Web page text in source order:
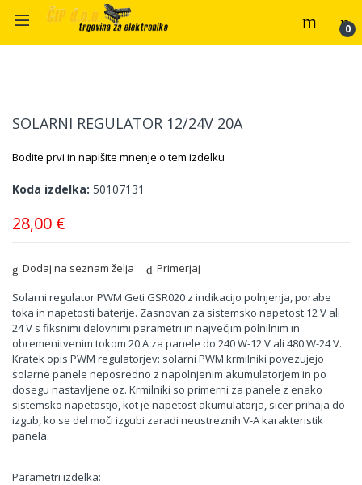
konec
slik
začetek
slik
SOLARNI REGULATOR 12/24V 20A
Bodite prvi in napišite mnenje o tem izdelku
Koda izdelka 50107131
28,00 €
Dodaj na seznam želja
Primerjaj
Solarni regulator PWM Geti GSR020 z indikacijo polnjenja, porabe
toka in napetosti baterije. Zasnovan za sistemsko napetost 12 V ali
24 V s fiksnimi delovnimi parametri in največjim polnilnim in
obremenitvenim tokom 20 A za panele do 240 W-12 V ali 480 W-24 V.
Kratek opis PWM regulatorjev: solarni PWM krmilniki povezujejo
solarne panele neposredno z napolnjenim akumulatorjem in po
dosegu nastavljene oz. Krmilniki so primerni za panele z enako
sistemsko napetostjo, kot je napetost akumulatorja, sicer prihaja do
izgub, ko se del moči izgubi zaradi neustreznih V-A karakteristik
panela.
Parametri izdelka: